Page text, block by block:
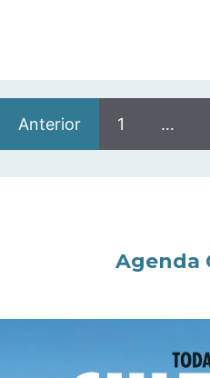
Anterior 1 …
Agenda